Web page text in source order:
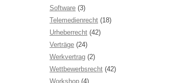
Software (3)
Telemedienrecht (18)
Urheberrecht (42)
Verträge (24)
Werkvertrag (2)
Wettbewerbsrecht (42)
Workshop (4)